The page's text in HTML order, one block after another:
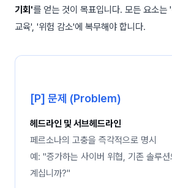
기회'를 얻는 것이 목표입니다. 모든 요소는
교육', '위험 감소'에 복무해야 합니다.
[P] 문제 (Problem)
헤드라인 및 서브헤드라인
페르소나의 고충을 즉각적으로 명시
예: "증가하는 사이버 위협, 기존 솔루
계십니까?"